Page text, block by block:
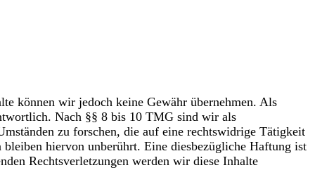
können wir jedoch keine Gewähr übernehmen. Als
Nach §§ 8 bis 10 TMG sind wir als
zu forschen, die auf eine rechtswidrige Tätigkeit
hiervon unberührt. Eine diesbezügliche Haftung ist
Rechtsverletzungen werden wir diese Inhalte